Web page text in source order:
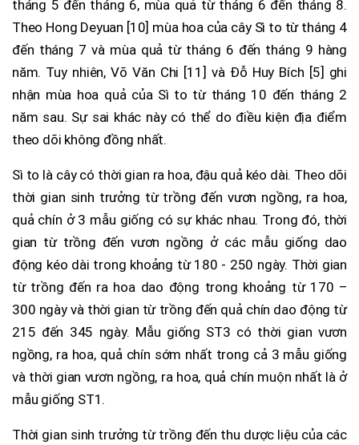
tháng 5 đến tháng 6, mùa quả từ tháng 6 đến tháng 8.
Theo Hong Deyuan [10] mùa hoa của cây Sì to từ tháng 4
đến tháng 7 và mùa quả từ tháng 6 đến tháng 9 hàng
năm. Tuy nhiên, Võ Văn Chi [11] và Đỗ Huy Bích [5] ghi
nhận mùa hoa quả của Sì to từ tháng 10 đến tháng 2
năm sau. Sự sai khác này có thể do điều kiện địa điểm
theo dõi không đồng nhất.
Sì to là cây có thời gian ra hoa, đậu quả kéo dài. Theo dõi
thời gian sinh trưởng từ trồng đến vươn ngồng, ra hoa,
quả chín ở 3 mẫu giống có sự khác nhau. Trong đó, thời
gian từ trồng đến vươn ngồng ở các mẫu giống dao
động kéo dài trong khoảng từ 180 - 250 ngày. Thời gian
từ trồng đến ra hoa dao động trong khoảng từ 170 –
300 ngày và thời gian từ trồng đến quả chín dao động từ
215 đến 345 ngày. Mẫu giống ST3 có thời gian vươn
ngồng, ra hoa, quả chín sớm nhất trong cả 3 mẫu giống
và thời gian vươn ngồng, ra hoa, quả chín muộn nhất là ở
mẫu giống ST1.
Thời gian sinh trưởng từ trồng đến thu dược liệu của các